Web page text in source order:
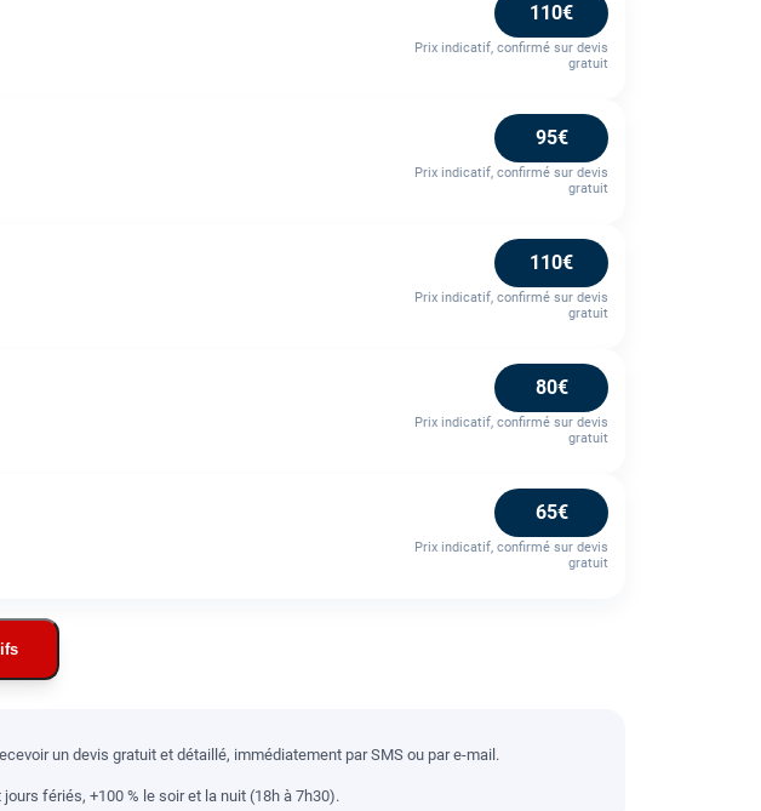
110€
Prix indicatif, confirmé sur devis
gratuit
95€
Prix indicatif, confirmé sur devis
gratuit
110€
Prix indicatif, confirmé sur devis
gratuit
80€
Prix indicatif, confirmé sur devis
gratuit
65€
Prix indicatif, confirmé sur devis
gratuit
un devis gratuit et détaillé, immédiatement par SMS ou par e-mail.
fériés, +100 % le soir et la nuit (18h à 7h30).